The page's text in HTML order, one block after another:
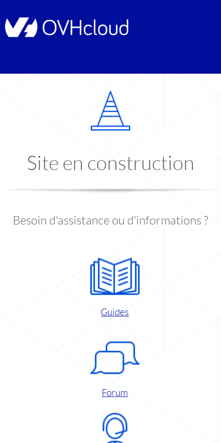
Site en construction
Besoin d'assistance ou d'informations ?
Guides
Forum